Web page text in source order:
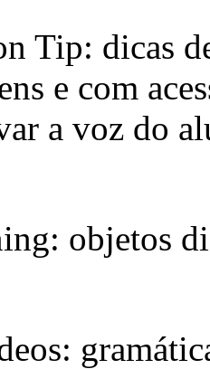
Tip: dicas
e com
a voz do
objetos